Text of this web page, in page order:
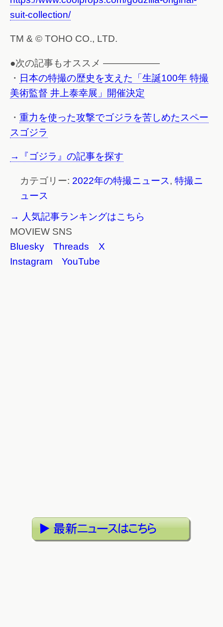
suit-collection/
TM & © TOHO CO., LTD.
●次の記事もオススメ ——————
・ 日本の特撮の歴史を支えた「生誕100年 特撮
美術監督 井上泰幸展」開催決定
・ 重力を使った攻撃でゴジラを苦しめたスペー
スゴジラ
→『ゴジラ』の記事を探す
カテゴリー: 2022年の特撮ニュース, 特撮ニ
ュース
→ 人気記事ランキングはこちら
MOVIEW SNS
Bluesky
Threads
X
Instagram
YouTube